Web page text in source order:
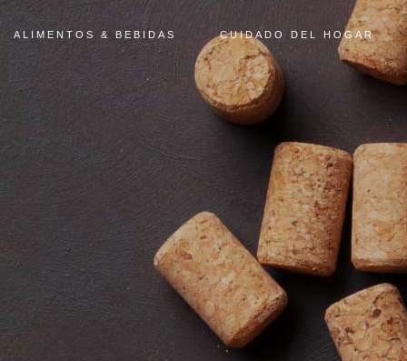
ALIMENTOS & BEBIDAS CUIDADO DEL HOGAR